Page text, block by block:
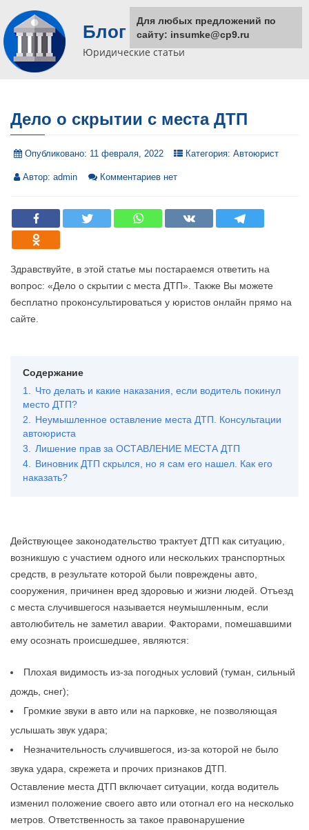
Блог юриста
Юридические статьи
Дело о скрытии с места ДТП
Опубликовано: 11 февраля, 2022 Категория: Автоюрист
Автор: admin Комментариев нет
Здравствуйте, в этой статье мы постараемся ответить на
вопрос: «Дело о скрытии с места ДТП». Также Вы можете
бесплатно проконсультироваться у юристов онлайн прямо на
сайте.
Содержание
1.
Что делать и какие наказания, если водитель покинул
место ДТП?
2.
Неумышленное оставление места ДТП. Консультации
автоюриста
3.
Лишение прав за ОСТАВЛЕНИЕ МЕСТА ДТП
4.
Виновник ДТП скрылся, но я сам его нашел. Как его
наказать?
Действующее законодательство трактует ДТП как ситуацию,
возникшую с участием одного или нескольких транспортных
средств, в результате которой были повреждены авто,
сооружения, причинен вред здоровью и жизни людей. Отъезд
с места случившегося называется неумышленным, если
автолюбитель не заметил аварии. Факторами, помешавшими
ему осознать происшедшее, являются:
Плохая видимость из-за погодных условий (туман, сильный
дождь, снег);
Громкие звуки в авто или на парковке, не позволяющая
услышать звук удара;
Незначительность случившегося, из-за которой не было
звука удара, скрежета и прочих признаков ДТП.
Оставление места ДТП включает ситуации, когда водитель
изменил положение своего авто или отогнал его на несколько
метров. Ответственность за такое правонарушение
Для любых предложений по
сайту: insumke@cp9.ru